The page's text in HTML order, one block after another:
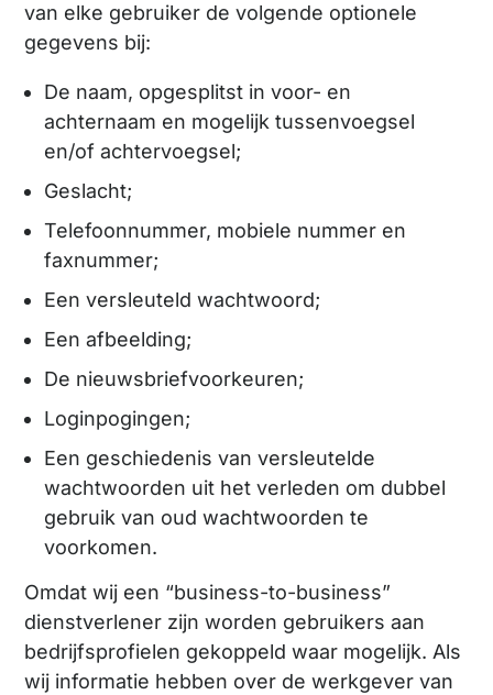
van elke gebruiker de volgende optionele
gegevens bij:
De naam, opgesplitst in voor- en
achternaam en mogelijk tussenvoegsel
en/of achtervoegsel;
Geslacht;
Telefoonnummer, mobiele nummer en
faxnummer;
Een versleuteld wachtwoord;
Een afbeelding;
De nieuwsbriefvoorkeuren;
Loginpogingen;
Een geschiedenis van versleutelde
wachtwoorden uit het verleden om dubbel
gebruik van oud wachtwoorden te
voorkomen.
Omdat wij een “business-to-business”
dienstverlener zijn worden gebruikers aan
bedrijfsprofielen gekoppeld waar mogelijk. Als
wij informatie hebben over de werkgever van